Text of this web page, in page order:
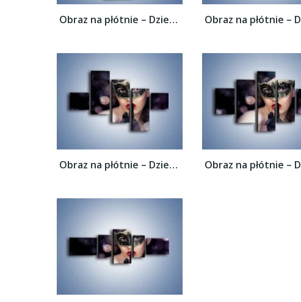
Obraz na płótnie – Dziewczyna w czarnej...
Obraz na płótnie – Dziewczyna w czarnej...